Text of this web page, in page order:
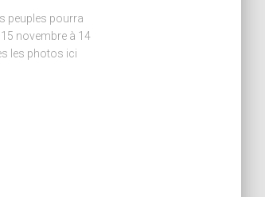
peuples pourra
novembre à 14
les photos ici